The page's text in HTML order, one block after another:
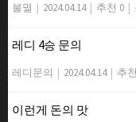
불멸 | 2024.04.14 | 추천 0 |
레디 4승 문의
레디문의 | 2024.04.14 | 추
이런게 돈의 맛